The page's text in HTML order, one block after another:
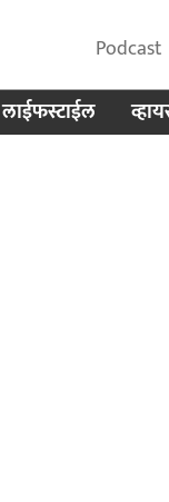
Podcast
लाईफस्टाईल